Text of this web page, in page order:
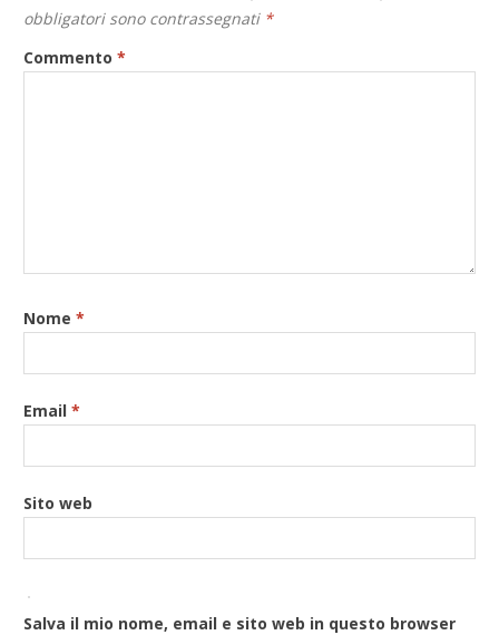
obbligatori sono contrassegnati *
Commento*
Nome*
Email*
Sito web
Salva il mio nome, email e sito web in questo browser